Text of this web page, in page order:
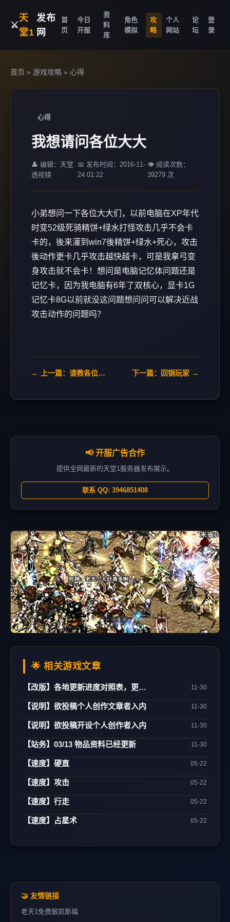
⚔️
天
堂1
发布
网
首
页
今日
开服
资
料
库
角色
模拟
攻
略
个人
网站
论
坛
登
录
首页 » 游戏攻略 » 心得
心得
我想请问各位大大
👤 编辑：天堂
透视镜
📅 发布时间：2016-11-
24 01:22
👁️ 阅读次数：
39279 次
小弟想问一下各位大大们，以前电脑在XP年代
时变52级死骑精饼+绿水打怪攻击几乎不会卡
卡的，後来灌到win7後精饼+绿水+死心，攻击
後动作更卡几乎攻击越快越卡，可是我拿弓变
身攻击就不会卡！想问是电脑记忆体问题还是
记忆卡，因为我电脑有6年了双核心，显卡1G
记忆卡8G以前就没这问题想问问可以解决近战
攻击动作的问题吗？
← 上一篇：请教各位大大 下一篇：回锅玩家 →
📢 开服广告合作
提供全网最新的天堂1服务器发布展示。
联系 QQ: 3946851408
🌟 相关游戏文章
【改版】各地更新进度对照表，更新日期：02/21 11-30
【说明】欲投稿个人创作文章者入内 11-30
【说明】欲投稿开设个人创作者入内 11-30
【站务】03/13 物品资料已经更新 11-30
【速度】硬直 05-22
【速度】攻击 05-22
【速度】行走 05-22
【速度】占星术 05-22
🤝 友情链接
老天1免费服凯斯福